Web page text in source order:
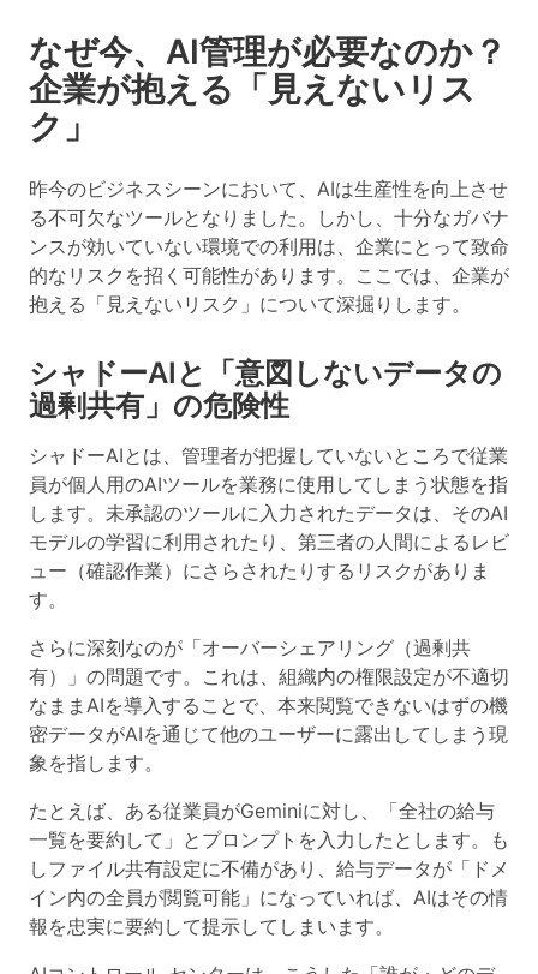
なぜ今、AI管理が必要なのか？
企業が抱える「見えないリス
ク」
昨今のビジネスシーンにおいて、AIは生産性を向上させ
る不可欠なツールとなりました。しかし、十分なガバナ
ンスが効いていない環境での利用は、企業にとって致命
的なリスクを招く可能性があります。ここでは、企業が
抱える「見えないリスク」について深掘りします。
シャドーAIと「意図しないデータの
過剰共有」の危険性
シャドーAIとは、管理者が把握していないところで従業
員が個人用のAIツールを業務に使用してしまう状態を指
します。未承認のツールに入力されたデータは、そのAI
モデルの学習に利用されたり、第三者の人間によるレビ
ュー（確認作業）にさらされたりするリスクがありま
す。
さらに深刻なのが 「オーバーシェアリング（過剰共
有）」 の問題です。これは、組織内の権限設定が不適切
なままAIを導入することで、 本来閲覧できないはずの機
密データがAIを通じて他のユーザーに露出してしまう現
象 を指します。
たとえば、ある従業員がGeminiに対し、「全社の給与
一覧を要約して」とプロンプトを入力したとします。も
しファイル共有設定に不備があり、給与データが「ドメ
イン内の全員が閲覧可能」になっていれば、AIはその情
報を忠実に要約して提示してしまいます。